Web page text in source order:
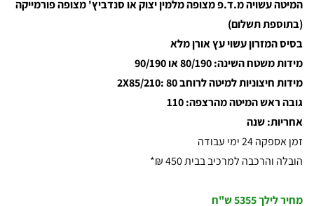
המיטה עשויה מ.ד.פ מצופה מלמין יצוק או סנדביץ' מצופה פורמייקה
(בתוספת תשלום)
בסיס המזרון עשוי עץ אורן מלא
מידות משטח השינה: 80/190 או 90/190
מידות חיצוניות למיטה לרוחב 80 :2X85/210
גובה ראש המיטה מהרצפה: 110
אחריות: שנה
זמן אספקה 24 ימי עבודה
הובלה והרכבה למרכיב בבית 450 ₪*
מחיר לילך 5355 ש"ח